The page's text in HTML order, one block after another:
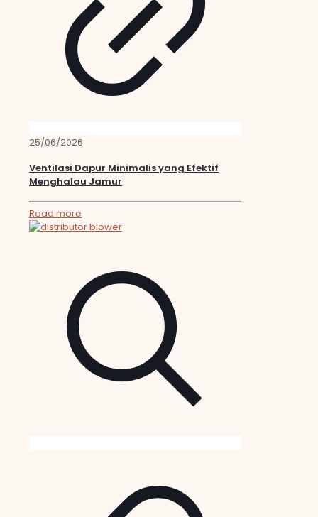
25/06/2026
Ventilasi Dapur Minimalis yang Efektif
Menghalau Jamur
Read more